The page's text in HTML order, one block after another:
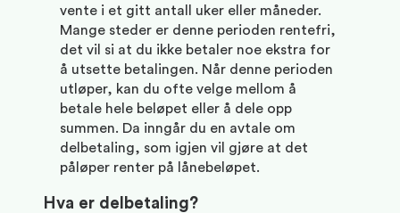
vente i et gitt antall uker eller måneder.
Mange steder er denne perioden rentefri,
det vil si at du ikke betaler noe ekstra for
å utsette betalingen. Når denne perioden
utløper, kan du ofte velge mellom å
betale hele beløpet eller å dele opp
summen. Da inngår du en avtale om
delbetaling, som igjen vil gjøre at det
påløper renter på lånebeløpet.
Hva er delbetaling?